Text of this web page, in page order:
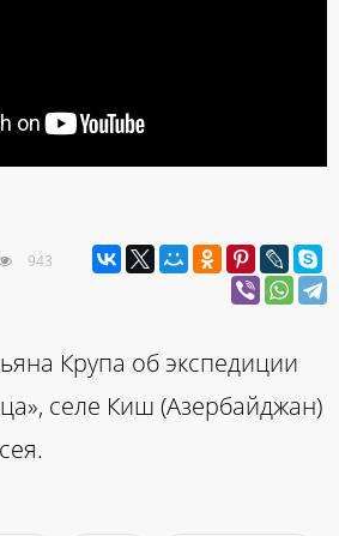
943
Крупа об экспедиции
селе Киш (Азербайджан)